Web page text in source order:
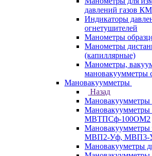
давлений газов КМ
Индикаторы
огнетушителей
Манометры
Манометры
(капиллярные)
Манометры,
мановакуумметры
Мановакуумметры
Назад
Мановакуумметры
Мановакуумметры
МВТПСф-100ОМ2
Мановакуумметры
МВП2-Уф, МВП3-
Мановакууметры